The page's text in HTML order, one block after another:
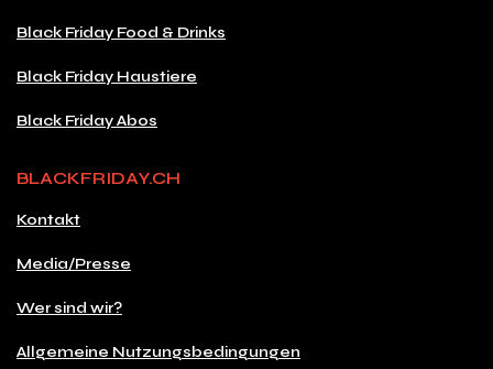
Black Friday Food & Drinks
Black Friday Haustiere
Black Friday Abos
BLACKFRIDAY.CH
Kontakt
Media/Presse
Wer sind wir?
Allgemeine Nutzungsbedingungen